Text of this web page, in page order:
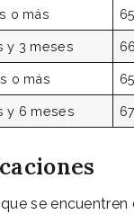
o más
y 3 meses
o más
y 6 meses
se